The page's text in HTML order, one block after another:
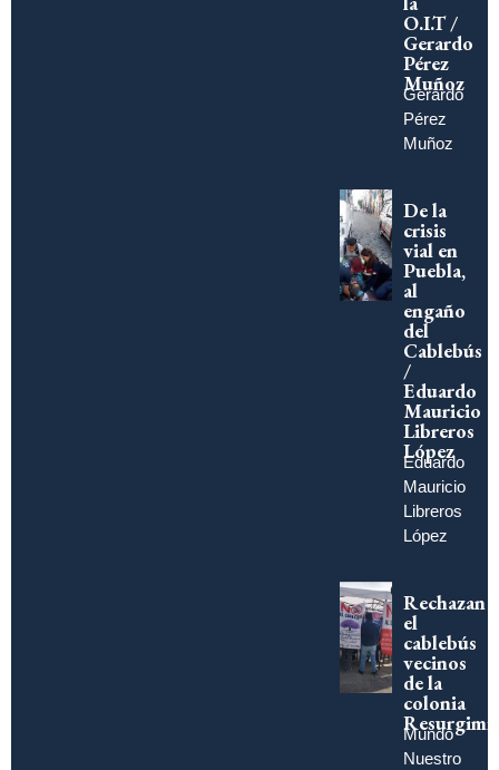
O.I.T /
Gerardo
Pérez
Muñoz
Gerardo
Pérez
Muñoz
De la
crisis
vial en
Puebla,
al
engaño
del
Cablebús
/
Eduardo
Mauricio
Libreros
López
Eduardo
Mauricio
Libreros
López
Rechazan
el
cablebús
vecinos
de la
colonia
Mundo
Nuestro